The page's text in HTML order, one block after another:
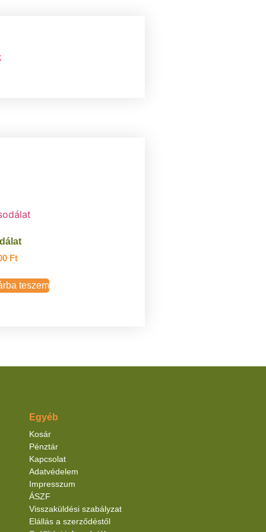
Ft
teszem
Egyéb
Kosár
Pénztár
Kapcsolat
Adatvédelem
Impresszum
ÁSZF
Visszaküldési szabályzat
Elállás a szerződéstől